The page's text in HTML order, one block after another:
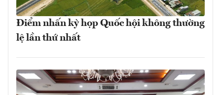
Điểm nhấn kỳ họp Quốc hội không thường
lệ lần thứ nhất